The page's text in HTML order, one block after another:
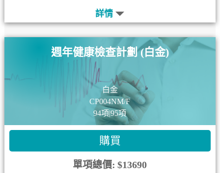
詳情
週年健康檢查計劃 (白金)
白金
CP004NM/F
94項|95項
購買
單項總價: $13690